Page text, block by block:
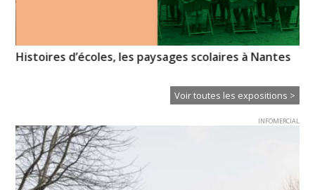
Histoires d’écoles, les paysages scolaires à Nantes
Voir toutes les expositions >
INFOMERCIAL